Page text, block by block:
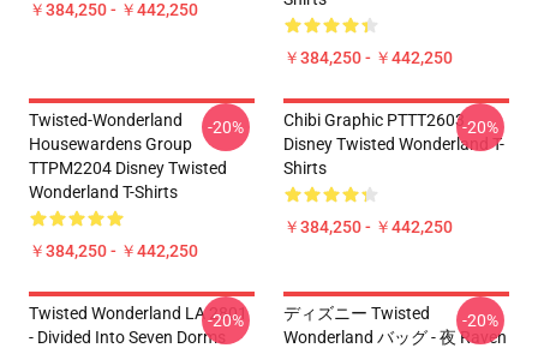
￥384,250 - ￥442,250
￥384,250 - ￥442,250
Twisted-Wonderland
Housewardens Group
TTPM2204 Disney Twisted
Wonderland T-Shirts
￥384,250 - ￥442,250
-20%
Chibi Graphic PTTT2603
Disney Twisted Wonderland T-
Shirts
￥384,250 - ￥442,250
-20%
Twisted Wonderland LA 2801
- Divided Into Seven Dorms
-20%
ディズニー Twisted
Wonderland バッグ - 夜 Raven
-20%